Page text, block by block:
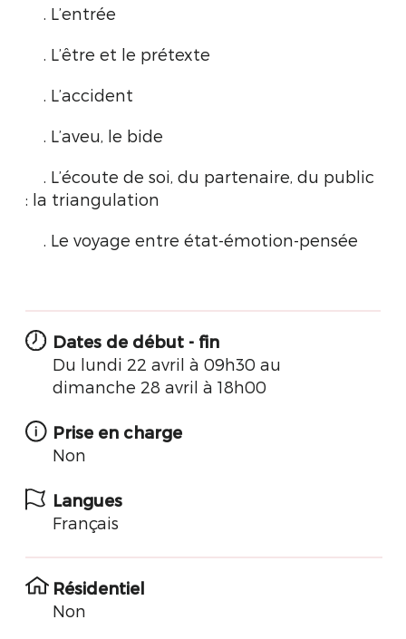
. L’entrée
. L’être et le prétexte
. L’accident
. L’aveu, le bide
. L’écoute de soi, du partenaire, du public
: la triangulation
. Le voyage entre état-émotion-pensée
Dates de début - fin
Du lundi 22 avril à 09h30 au
dimanche 28 avril à 18h00
Prise en charge
Non
Langues
Français
Résidentiel
Non